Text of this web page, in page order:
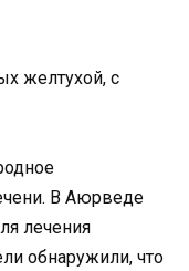
желтухой, с
В Аюрведе
лечения
обнаружили, что